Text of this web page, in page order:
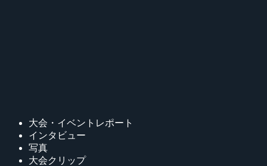
大会・イベントレポート
インタビュー
写真
大会クリップ